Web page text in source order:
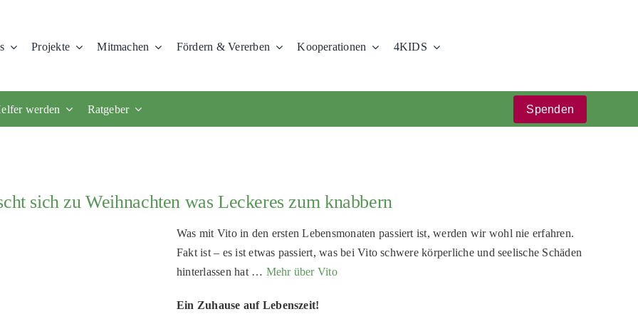
Projekte Mitmachen Fördern & Vererben Kooperationen 4KIDS
werden Ratgeber Spenden
sich zu Weihnachten was Leckeres zum knabbern
Was mit Vito in den ersten Lebensmonaten passiert ist, werden wir wohl nie erfahren.
Fakt ist – es ist etwas passiert, was bei Vito schwere körperliche und seelische Schäden
hinterlassen hat … Mehr über Vito
Ein Zuhause auf Lebenszeit!